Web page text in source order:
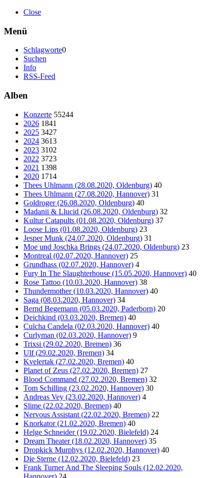
Close
Menü
Schlagworte0
Suchen
Info
RSS-Feed
Alben
Konzerte 55244
2026 1841
2025 3427
2024 3613
2023 3102
2022 3723
2021 1398
2020 1714
Thees Uhlmann (28.08.2020, Oldenburg) 40
Thees Uhlmann (27.08.2020, Hannover) 31
Goldroger (26.08.2020, Oldenburg) 40
Madanii & Llucid (26.08.2020, Oldenburg) 32
Kultur Catapults (01.08.2020, Oldenburg) 37
Loose Lips (01.08.2020, Oldenburg) 23
Jesper Munk (24.07.2020, Oldenburg) 31
Moe und Joschka Brings (24.07.2020, Oldenburg) 23
Montreal (02.07.2020, Hannover) 25
Grundhass (02.07.2020, Hannover) 4
Fury In The Slaughterhouse (15.05.2020, Hannover) 40
Rose Tattoo (10.03.2020, Hannover) 38
Thundermother (10.03.2020, Hannover) 40
Saga (08.03.2020, Hannover) 34
Bernd Begemann (05.03.2020, Paderborn) 20
Deichkind (03.03.2020, Bremen) 40
Culcha Candela (02.03.2020, Hannover) 40
Curlyman (02.03.2020, Hannover) 9
Trixsi (29.02.2020, Bremen) 36
Ulf (29.02.2020, Bremen) 34
Kvelertak (27.02.2020, Bremen) 40
Planet of Zeus (27.02.2020, Bremen) 27
Blood Command (27.02.2020, Bremen) 32
Tom Schilling (23.02.2020, Hannover) 30
Andreas Vey (23.02.2020, Hannover) 4
Slime (22.02.2020, Bremen) 40
Nervous Assistant (22.02.2020, Bremen) 22
Knorkator (21.02.2020, Bremen) 40
Helge Schneider (19.02.2020, Bielefeld) 24
Dream Theater (18.02.2020, Hannover) 35
Dropkick Murphys (12.02.2020, Hannover) 40
Die Sterne (12.02.2020, Bielefeld) 23
Frank Turner And The Sleeping Souls (12.02.2020,
Hannover) 24